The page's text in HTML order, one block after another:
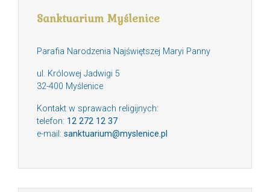
Sanktuarium Myślenice
Parafia Narodzenia Najświętszej Maryi Panny
ul. Królowej Jadwigi 5
32-400 Myślenice
Kontakt w sprawach religijnych:
telefon: 12 272 12 37
e-mail: sanktuarium@myslenice.pl